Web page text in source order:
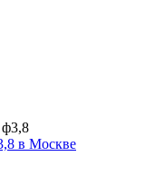
в Москве